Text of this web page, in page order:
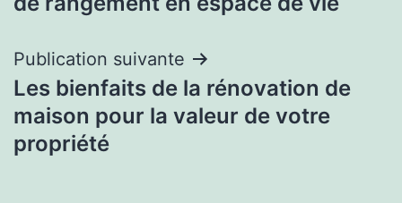
Publication suivante
Les bienfaits de la rénovation de
maison pour la valeur de votre
propriété